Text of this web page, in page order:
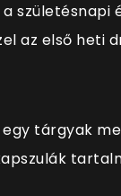
a születésnapi
az első heti
tárgyak